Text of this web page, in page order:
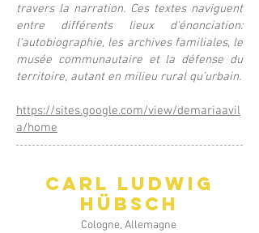
travers la narration. Ces textes naviguent
entre différents lieux d'énonciation:
l'autobiographie, les archives familiales, le
musée communautaire et la défense du
territoire, autant en milieu rural qu’urbain.
https://sites.google.com/view/demariaavil
a/home
Carl Ludwig
Hübsch
Cologne, Allemagne